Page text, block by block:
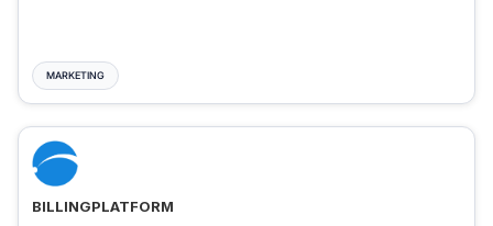
MARKETING
BILLINGPLATFORM